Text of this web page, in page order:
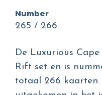
Number
265 / 266
De Luxurious
Rift set en is
totaal 266 kaarten.